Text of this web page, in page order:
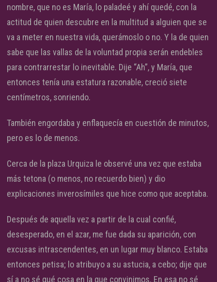
nombre, que no es María, lo paladeé y ahí quedé, con la
actitud de quien descubre en la multitud a alguien que se
va a meter en nuestra vida, querámoslo o no. Y la de quien
sabe que las vallas de la voluntad propia serán endebles
para contrarrestar lo inevitable. Dije “Ah”, y María, que
entonces tenía una estatura razonable, creció siete
centímetros, sonriendo.
También engordaba y enflaquecía en cuestión de minutos,
pero es lo de menos.
Cerca de la plaza Urquiza le observé una vez que estaba
más tetona (o menos, no recuerdo bien) y dio
explicaciones inverosímiles que hice como que aceptaba.
Después de aquella vez a partir de la cual confié,
desesperado, en el azar, me fue dada su aparición, con
excusas intrascendentes, en un lugar muy blanco. Estaba
entonces petisa; lo atribuyo a su astucia, a cebo; dije que
sí a no sé qué cosa en la que convinimos. En esa no sé